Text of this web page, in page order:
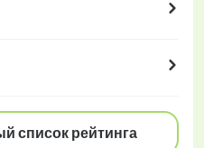
список рейтинга